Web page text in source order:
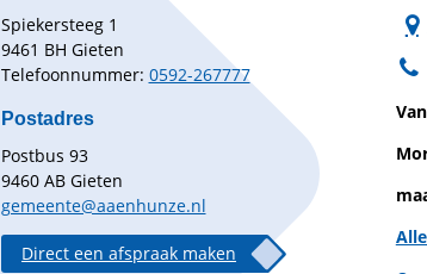
Spiekersteeg 1
9461 BH Gieten
Telefoonnummer: 0592-267777
Postadres
Postbus 93
9460 AB Gieten
gemeente@aaenhunze.nl
Direct een afspraak maken